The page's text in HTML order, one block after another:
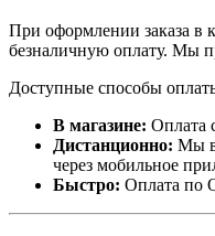
При оформлении заказа в
безналичную оплату. Мы
Доступные способы
В магазине: Оплата
Дистанционно: Мы
через мобильное
Быстро: Оплата по